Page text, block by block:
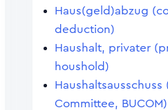
Haus(geld)abzug
deduction)
Haushalt, privater
houshold)
Haushaltsausschuss
Committee, BUCOM)